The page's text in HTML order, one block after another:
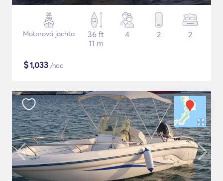
Motorová jachta
36 ft
11 m
4 2 2
$1,033 /noc